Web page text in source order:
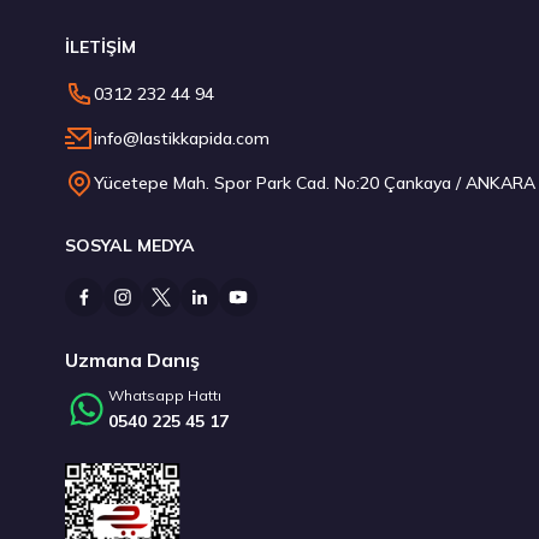
Hankook 285/40R22 110Y XL Ventus S1 evo3 SUV K127A
18.683,50 ₺
Hankook 235/50R20 100T Ventus S1 evo3 ev K127E EV
9.391,80 ₺
İLETİŞİM
0312 232 44 94
info@lastikkapida.com
Yücetepe Mah. Spor Park Cad. No:20 Çankaya / ANKARA
SOSYAL MEDYA
Uzmana Danış
Whatsapp Hattı
0540 225 45 17